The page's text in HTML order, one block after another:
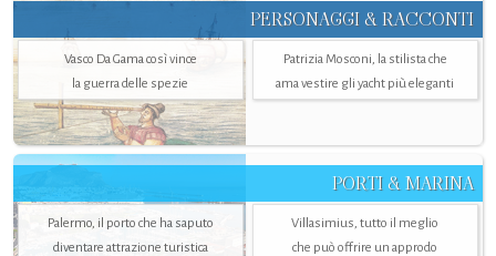
PERSONAGGI & RACCONTI
Vasco Da Gama così vince
la guerra delle spezie
Patrizia Mosconi, la stilista che
ama vestire gli yacht più eleganti
PORTI & MARINA
Palermo, il porto che ha saputo
diventare attrazione turistica
Villasimius, tutto il meglio
che può offrire un approdo